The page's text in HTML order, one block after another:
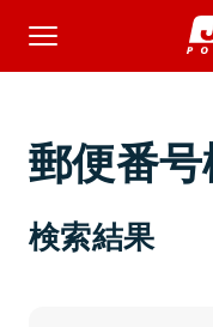
郵便番
検索結果